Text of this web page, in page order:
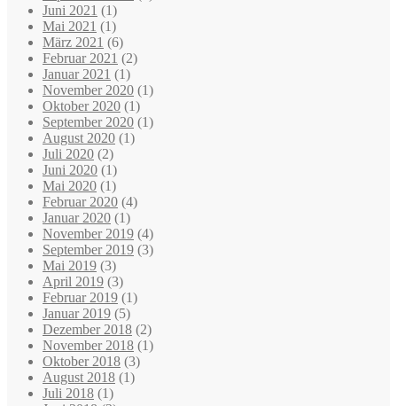
Juni 2021 (1)
Mai 2021 (1)
März 2021 (6)
Februar 2021 (2)
Januar 2021 (1)
November 2020 (1)
Oktober 2020 (1)
September 2020 (1)
August 2020 (1)
Juli 2020 (2)
Juni 2020 (1)
Mai 2020 (1)
Februar 2020 (4)
Januar 2020 (1)
November 2019 (4)
September 2019 (3)
Mai 2019 (3)
April 2019 (3)
Februar 2019 (1)
Januar 2019 (5)
Dezember 2018 (2)
November 2018 (1)
Oktober 2018 (3)
August 2018 (1)
Juli 2018 (1)